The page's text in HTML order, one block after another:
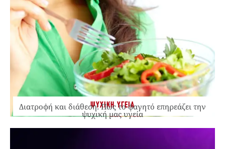
ΨΥΧΙΚΗ ΥΓΕΙΑ
Διατροφή και διάθεση: Πώς το φαγητό επηρεάζει την
ψυχική μας υγεία